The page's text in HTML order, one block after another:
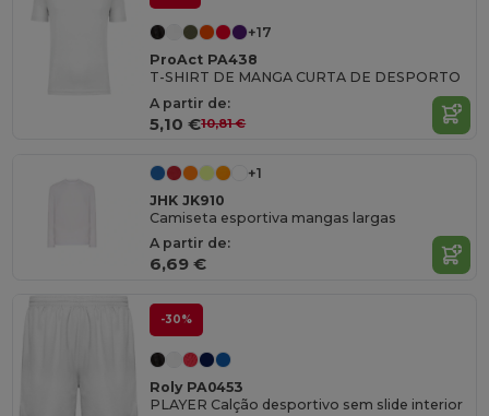
+17
ProAct PA438
T-SHIRT DE MANGA CURTA DE DESPORTO
A partir de:
5,10 €10,81 €
+1
JHK JK910
Camiseta esportiva mangas largas
A partir de:
6,69 €
-30%
Roly PA0453
PLAYER Calção desportivo sem slide interior